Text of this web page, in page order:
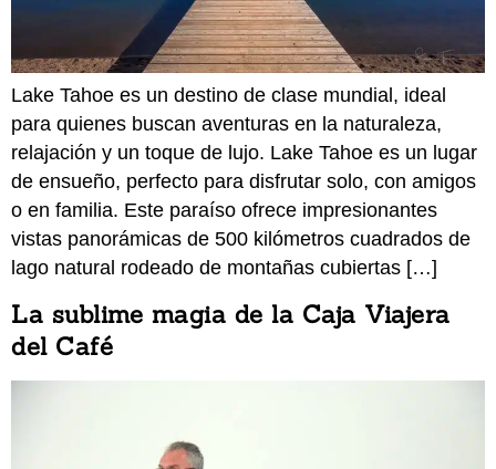
Lake Tahoe es un destino de clase mundial, ideal
para quienes buscan aventuras en la naturaleza,
relajación y un toque de lujo. Lake Tahoe es un lugar
de ensueño, perfecto para disfrutar solo, con amigos
o en familia. Este paraíso ofrece impresionantes
vistas panorámicas de 500 kilómetros cuadrados de
lago natural rodeado de montañas cubiertas […]
La sublime magia de la Caja Viajera
del Café